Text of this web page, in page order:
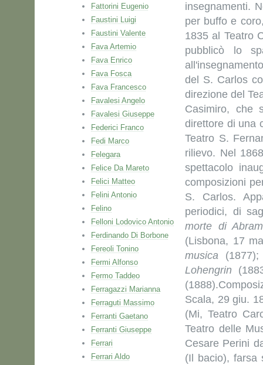
Fattorini Eugenio
Faustini Luigi
Faustini Valente
Fava Artemio
Fava Enrico
Fava Fosca
Fava Francesco
Favalesi Angelo
Favalesi Giuseppe
Federici Franco
Fedi Marco
Felegara
Felice Da Mareto
Felici Matteo
Felini Antonio
Felino
Felloni Lodovico Antonio
Ferdinando Di Borbone
Fereoli Tonino
Fermi Alfonso
Fermo Taddeo
Ferragazzi Marianna
Ferraguti Massimo
Ferranti Gaetano
Ferranti Giuseppe
Ferrari
Ferrari Aldo
insegnamenti.
per buffo e
1835 al Teatro
pubblicò lo
del S. Carlos
direzione del
Casimiro, che
direttore di una
Teatro S.
rilievo. Nel
spettacolo
composizioni
S. Carlos.
periodici, di
morte di
(Lisbona, 17
musica
Lohengrin
Scala, 29 giu.
(Mi, Teatro
Teatro delle
Cesare Perini
(Il bacio), farsa